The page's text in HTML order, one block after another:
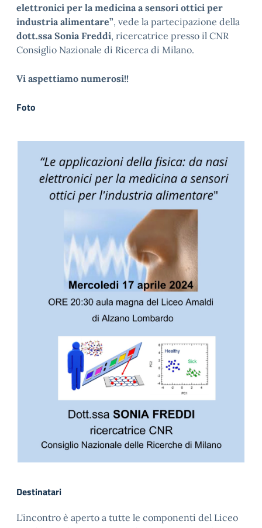
elettronici per la medicina a sensori ottici per
industria alimentare”, vede la partecipazione della
dott.ssa Sonia Freddi, ricercatrice presso il CNR
Consiglio Nazionale di Ricerca di Milano.
Vi aspettiamo numerosi!!
Foto
Destinatari
L'incontro è aperto a tutte le componenti del Liceo